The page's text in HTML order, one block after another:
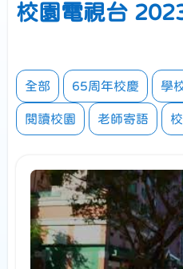
校園電視台
全部 65周年校慶 學
閱讀校園 老師寄語